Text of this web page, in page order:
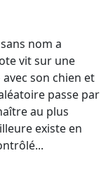
nom a
vit sur une
son chien et
passe par
au plus
existe en